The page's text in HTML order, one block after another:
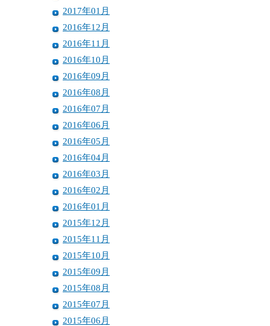
2017年01月
2016年12月
2016年11月
2016年10月
2016年09月
2016年08月
2016年07月
2016年06月
2016年05月
2016年04月
2016年03月
2016年02月
2016年01月
2015年12月
2015年11月
2015年10月
2015年09月
2015年08月
2015年07月
2015年06月